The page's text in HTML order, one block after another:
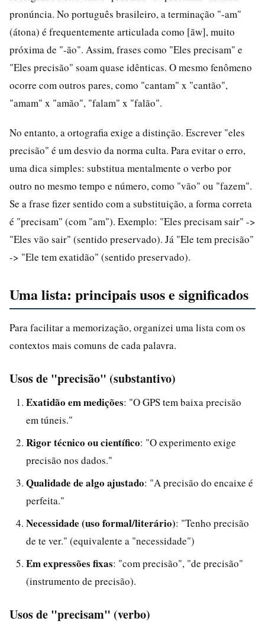
pronúncia. No português brasileiro, a terminação "-am"
(átona) é frequentemente articulada como [ãw], muito
próxima de "-ão". Assim, frases como "Eles precisam" e
"Eles precisão" soam quase idênticas. O mesmo fenômeno
ocorre com outros pares, como "cantam" x "cantão",
"amam" x "amão", "falam" x "falão".
No entanto, a ortografia exige a distinção. Escrever "eles
precisão" é um desvio da norma culta. Para evitar o erro,
uma dica simples: substitua mentalmente o verbo por
outro no mesmo tempo e número, como "vão" ou "fazem".
Se a frase fizer sentido com a substituição, a forma correta
é "precisam" (com "am"). Exemplo: "Eles precisam sair" ->
"Eles vão sair" (sentido preservado). Já "Ele tem precisão"
-> "Ele tem exatidão" (sentido preservado).
Uma lista: principais usos e significados
Para facilitar a memorização, organizei uma lista com os
contextos mais comuns de cada palavra.
Usos de "precisão" (substantivo)
Exatidão em medições: "O GPS tem baixa precisão
em túneis."
Rigor técnico ou científico: "O experimento exige
precisão nos dados."
Qualidade de algo ajustado: "A precisão do encaixe é
perfeita."
Necessidade (uso formal/literário): "Tenho precisão
de te ver." (equivalente a "necessidade")
Em expressões fixas: "com precisão", "de precisão"
(instrumento de precisão).
Usos de "precisam" (verbo)